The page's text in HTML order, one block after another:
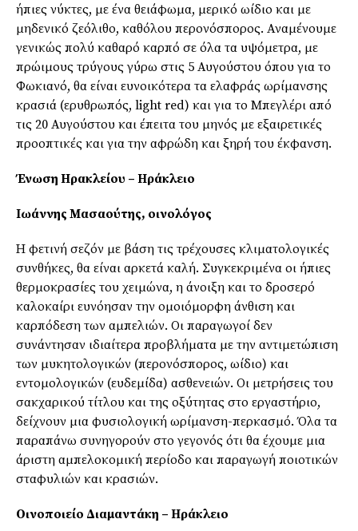
ήπιες νύκτες, με ένα θειάφωμα, μερικό ωίδιο και με
μηδενικό ζεόλιθο, καθόλου περονόσπορος. Αναμένουμε
γενικώς πολύ καθαρό καρπό σε όλα τα υψόμετρα, με
πρώιμους τρύγους γύρω στις 5 Αυγούστου όπου για το
Φωκιανό, θα είναι ευνοικότερα τα ελαφράς ωρίμανσης
κρασιά (ερυθρωπός, light red) και για το Μπεγλέρι από
τις 20 Αυγούστου και έπειτα του μηνός με εξαιρετικές
προοπτικές και για την αφρώδη και ξηρή του έκφανση.
Ένωση Ηρακλείου – Ηράκλειο
Ιωάννης Μασαούτης, οινολόγος
Η φετινή σεζόν με βάση τις τρέχουσες κλιματολογικές
συνθήκες, θα είναι αρκετά καλή. Συγκεκριμένα οι ήπιες
θερμοκρασίες του χειμώνα, η άνοιξη και το δροσερό
καλοκαίρι ευνόησαν την ομοιόμορφη άνθιση και
καρπόδεση των αμπελιών. Οι παραγωγοί δεν
συνάντησαν ιδιαίτερα προβλήματα με την αντιμετώπιση
των μυκητολογικών (περονόσπορος, ωίδιο) και
εντομολογικών (ευδεμίδα) ασθενειών. Οι μετρήσεις του
σακχαρικού τίτλου και της οξύτητας στο εργαστήριο,
δείχνουν μια φυσιολογική ωρίμανση-περκασμό. Όλα τα
παραπάνω συνηγορούν στο γεγονός ότι θα έχουμε μια
άριστη αμπελοκομική περίοδο και παραγωγή ποιοτικών
σταφυλιών και κρασιών.
Oινοποιείο Διαμαντάκη – Ηράκλειο